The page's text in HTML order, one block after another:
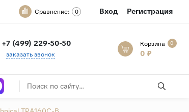
Сравнение: 0 Вход Регистрация
+7 (499) 229-50-50
заказать звонок
Корзина 0
0 ₽